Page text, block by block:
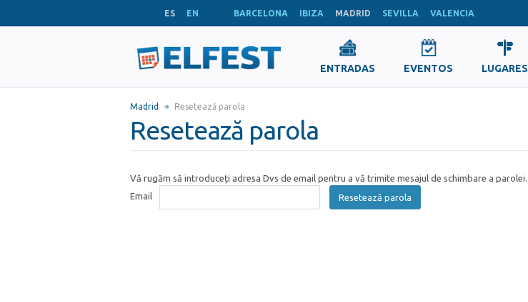
ES EN BARCELONA IBIZA MADRID SEVILLA VALENCIA
ENTRADAS EVENTOS LUGARES
Madrid Resetează parola
Resetează parola
Vă rugăm să introduceți adresa Dvs de email pentru a vă trimite mesajul de schimbare a parolei.
Email
Resetează parola